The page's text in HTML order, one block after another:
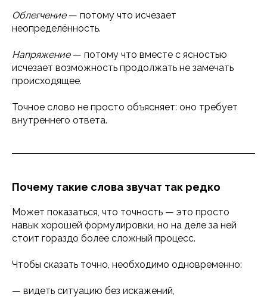
Облегчение— потому что исчезает
неопределённость.
Напряжение— потому что вместе с ясностью
исчезает возможность продолжать не замечать
происходящее.
Точное слово не просто объясняет: оно требует
внутреннего ответа.
Почему такие слова звучат так редко
Может показаться, что точность — это просто
навык хорошей формулировки, но на деле за ней
стоит гораздо более сложный процесс.
Чтобы сказать точно, необходимо одновременно:
— видеть ситуацию без искажений,